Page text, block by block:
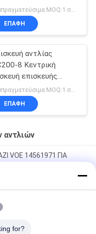
ΕΠΑΦΉ
αντλίας
8 Κεντρική
επισκευής
ΕΠΑΦΉ
αντλιών
VOE 14561971 ΓΙΑ
VOE 14537295 ΓΙΑ
ΠΑΡΑΓΜΑΤΙΚΗ VOE
for?